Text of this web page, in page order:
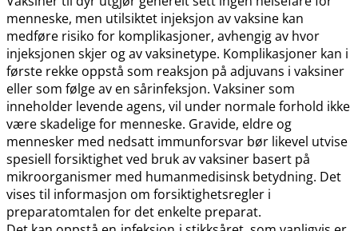
menneske, men utilsiktet injeksjon av vaksine kan
medføre risiko for komplikasjoner, avhengig av hvor
injeksjonen skjer og av vaksinetype. Komplikasjoner kan i
første rekke oppstå som reaksjon på adjuvans i vaksiner
eller som følge av en sårinfeksjon. Vaksiner som
inneholder levende agens, vil under normale forhold ikke
være skadelige for menneske. Gravide, eldre og
mennesker med nedsatt immunforsvar bør likevel utvise
spesiell forsiktighet ved bruk av vaksiner basert på
mikroorganismer med humanmedisinsk betydning. Det
vises til informasjon om forsiktighetsregler i
preparatomtalen for det enkelte preparat.